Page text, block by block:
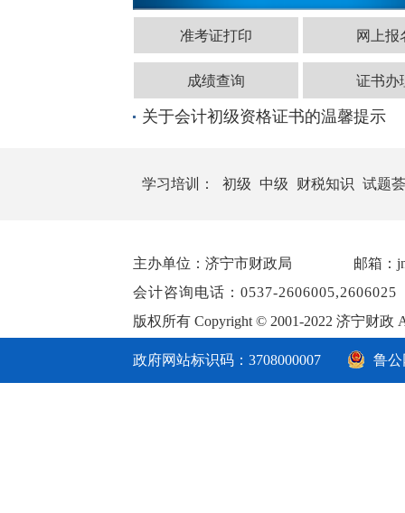
会计健儿英姿飒爽 奋力出击首战告捷
山东济宁：四项举措齐发力 行业党建
关于为受疫情防控政策影响被管控隔
转发省财政厅《关于做好2019年度正
准考证打印 网上报
成绩查询 证书办
关于会计初级资格证书的温馨提示
学习培训： 初级 中级 财税知识 试题
主办单位：济宁市财政局
邮箱：
会计咨询电话：0537-
版权所有 Copyright © 2001-2022 济宁财政
政府网站标识码：3708000007 鲁公